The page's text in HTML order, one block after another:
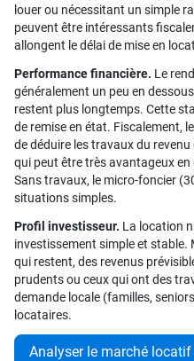
louer ou nécessitant un simple
peuvent être intéressants
allongent le délai de mise en
Performance financière. Le
généralement un peu en
restent plus longtemps. Cette
de remise en état. Fiscalement,
de déduire les travaux du
qui peut être très avantageux
Sans travaux, le micro-foncier
situations simples.
Profil investisseur. La location
investissement simple et stable.
qui restent, des revenus
prudents ou ceux qui ont des
demande locale (familles,
locataires.
Analyser le marché